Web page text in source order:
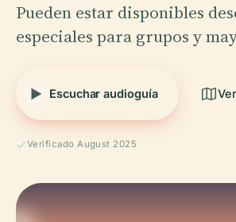
Pueden estar disponibles
especiales para grupos y
Escuchar audioguía
Verificado August 2025